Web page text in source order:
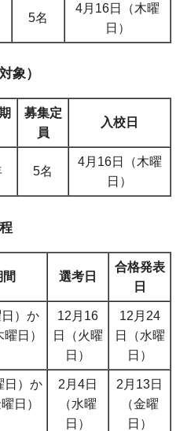
5名
4月16日（木曜
日）
象）
募集定
員
入校日
5名
4月16日（木曜
日）
選考日
合格発表
日
）か
日）
12月16
日（火曜
日）
12月24
日（水曜
日）
日）か
日）
2月4日
（水曜
日）
2月13日
（金曜
日）